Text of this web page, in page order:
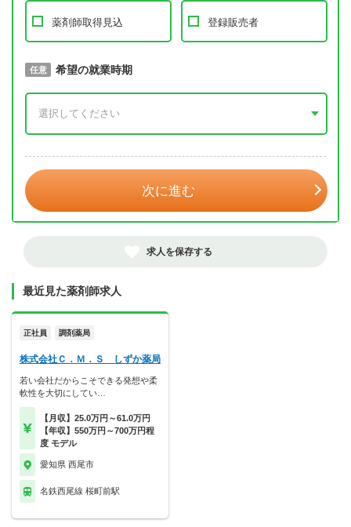
薬剤師取得見込 登録販売者
必須 取得予定年
任意 希望の就業時期
次に進む
求人を保存する
最近見た薬剤師求人
正社員 調剤薬局
株式会社Ｃ．Ｍ．Ｓ しずか薬局
若い会社だからこそできる発想や柔
軟性を大切にしてい…
【月収】25.0万円～61.0万円
【年収】550万円～700万円程
度 モデル
愛知県 西尾市
名鉄西尾線 桜町前駅